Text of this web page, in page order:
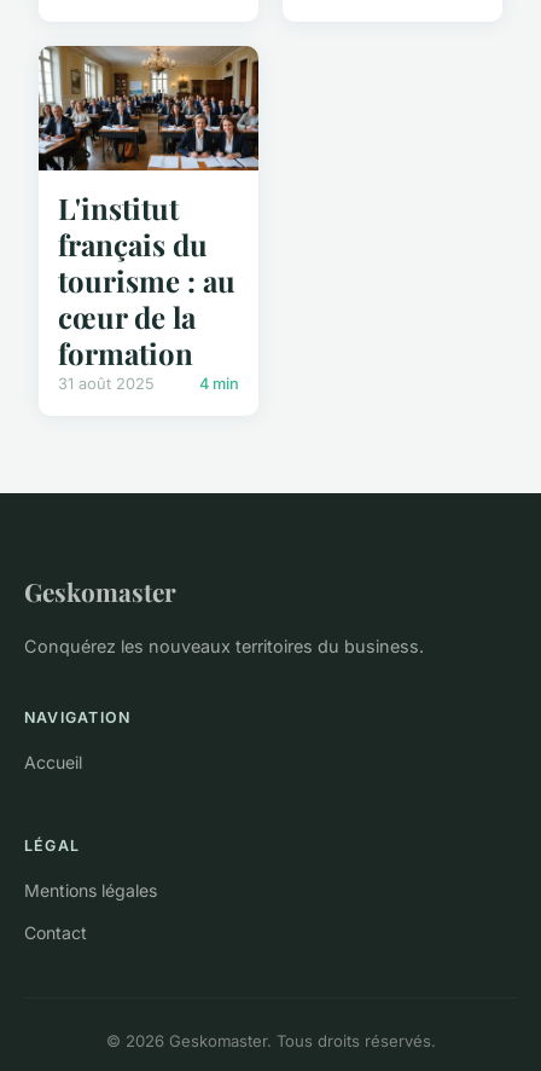
L'institut
français du
tourisme : au
cœur de la
formation
31 août 2025 4 min
Geskomaster
Conquérez les nouveaux territoires du business.
NAVIGATION
Accueil
LÉGAL
Mentions légales
Contact
© 2026 Geskomaster. Tous droits réservés.